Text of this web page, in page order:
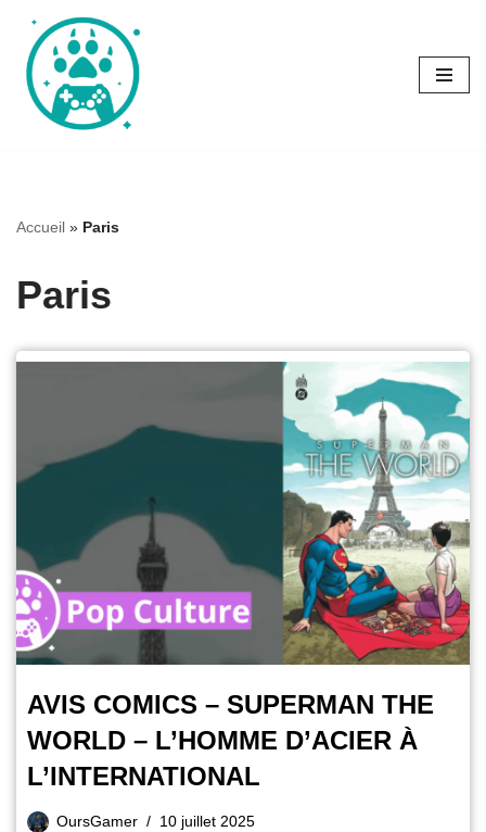
Aller
au
contenu
Accueil » Paris
Paris
AVIS COMICS – SUPERMAN THE
WORLD – L’HOMME D’ACIER À
L’INTERNATIONAL
OursGamer 10 juillet 2025